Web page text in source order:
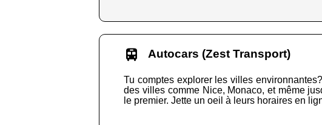
Autocars (Zest Transport)
Tu comptes explorer les villes
des villes comme Nice, Monaco, et même
le premier. Jette un oeil à leurs horaires en